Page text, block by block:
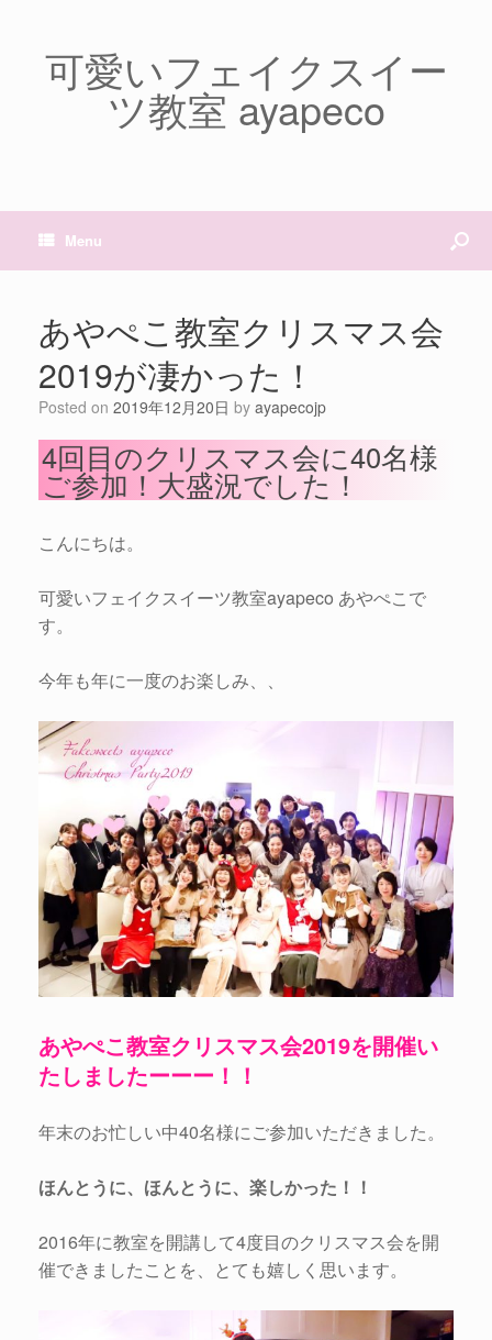
可愛いフェイクスイー
ツ教室 ayapeco
Menu
あやぺこ教室クリスマス会
2019が凄かった！
Posted on 2019年12月20日 by ayapecojp
4回目のクリスマス会に40名様
ご参加！大盛況でした！
こんにちは。
可愛いフェイクスイーツ教室ayapeco あやぺこで
す。
今年も年に一度のお楽しみ、、
あやぺこ教室クリスマス会2019を開催い
たしましたーーー！！
年末のお忙しい中40名様にご参加いただきました。
ほんとうに、ほんとうに、楽しかった！！
2016年に教室を開講して4度目のクリスマス会を開
催できましたことを、とても嬉しく思います。